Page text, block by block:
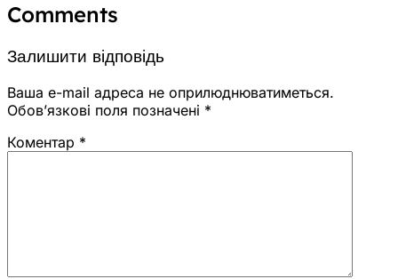
Comments
Залишити відповідь
Ваша e-mail адреса не оприлюднюватиметься.
Обов’язкові поля позначені *
Коментар *